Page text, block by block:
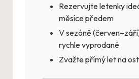
Rezervujte letenky
měsíce předem
V sezóně
rychle vyprodané
Zvažte přímý let na